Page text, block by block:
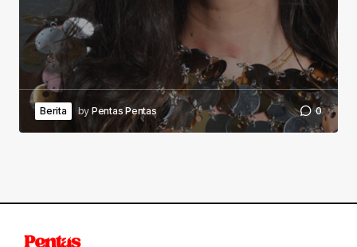
Berita by Pentas Pentas 0